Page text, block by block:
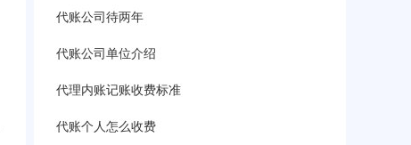
代账公司待两年
代账公司单位介绍
代理内账记账收费标准
代账个人怎么收费